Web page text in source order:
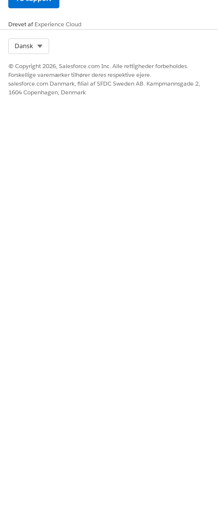
Drevet afExperience Cloud
Dansk
© Copyright 2026, Salesforce.com Inc. Alle rettigheder forbeholdes.
Forskellige varemærker tilhører deres respektive ejere.
salesforce.com Danmark, filial af SFDC Sweden AB. Kampmannsgade 2,
1604 Copenhagen, Denmark